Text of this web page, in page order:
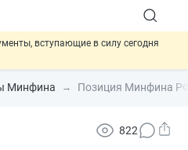
вступающие в силу сегодня
продажи опасных товаров через
в документах предлагают
Минфина Позиция Минфина
822